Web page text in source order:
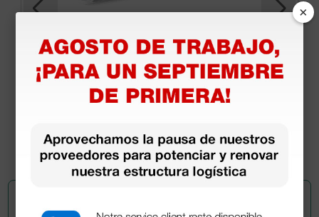
Ecógrafo portátil Chison ECO2 - blanco/negro -
sin sondas
1.320,00 €1.650,00 €
×